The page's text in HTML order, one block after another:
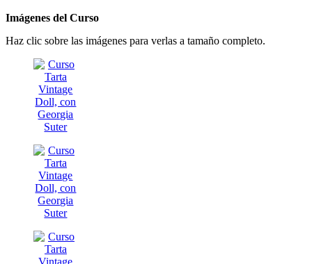
Imágenes del Curso
Haz clic sobre las imágenes para verlas a tamaño completo.